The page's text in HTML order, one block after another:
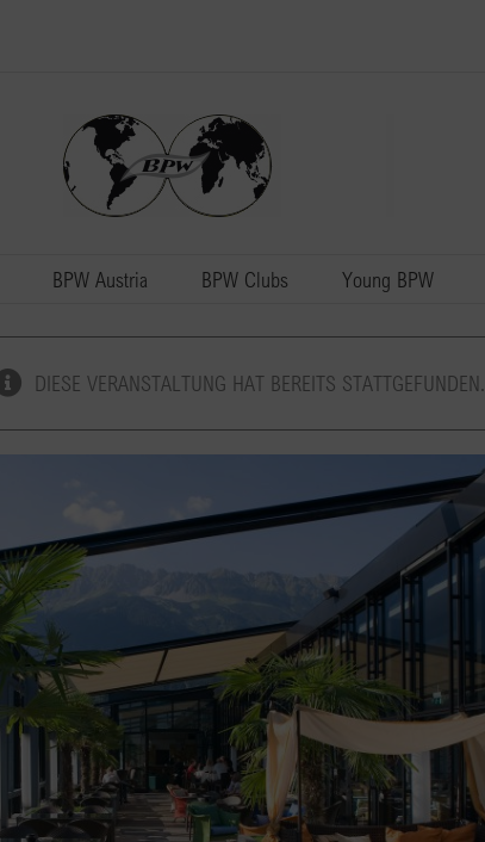
BPW Austria BPW Clubs Young BPW
DIESE VERANSTALTUNG HAT BEREITS STATTGEFUNDEN.